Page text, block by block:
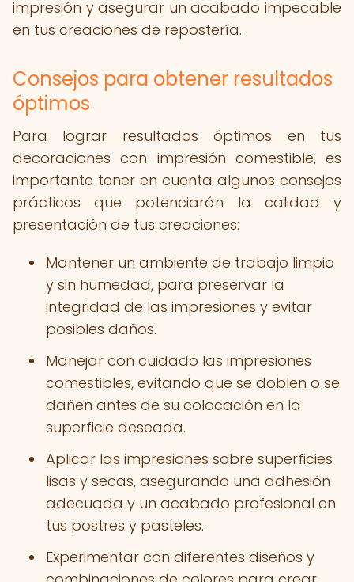
impresión y asegurar un acabado impecable
en tus creaciones de repostería.
Consejos para obtener resultados
óptimos
Para lograr resultados óptimos en tus
decoraciones con impresión comestible, es
importante tener en cuenta algunos consejos
prácticos que potenciarán la calidad y
presentación de tus creaciones:
Mantener un ambiente de trabajo limpio
y sin humedad, para preservar la
integridad de las impresiones y evitar
posibles daños.
Manejar con cuidado las impresiones
comestibles, evitando que se doblen o se
dañen antes de su colocación en la
superficie deseada.
Aplicar las impresiones sobre superficies
lisas y secas, asegurando una adhesión
adecuada y un acabado profesional en
tus postres y pasteles.
Experimentar con diferentes diseños y